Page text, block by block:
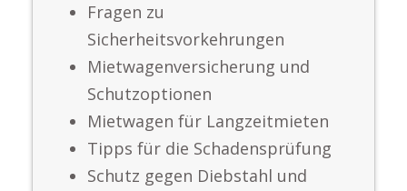
Fragen zu
Sicherheitsvorkehrungen
Mietwagenversicherung und
Schutzoptionen
Mietwagen für Langzeitmieten
Tipps für die Schadensprüfung
Schutz gegen Diebstahl und